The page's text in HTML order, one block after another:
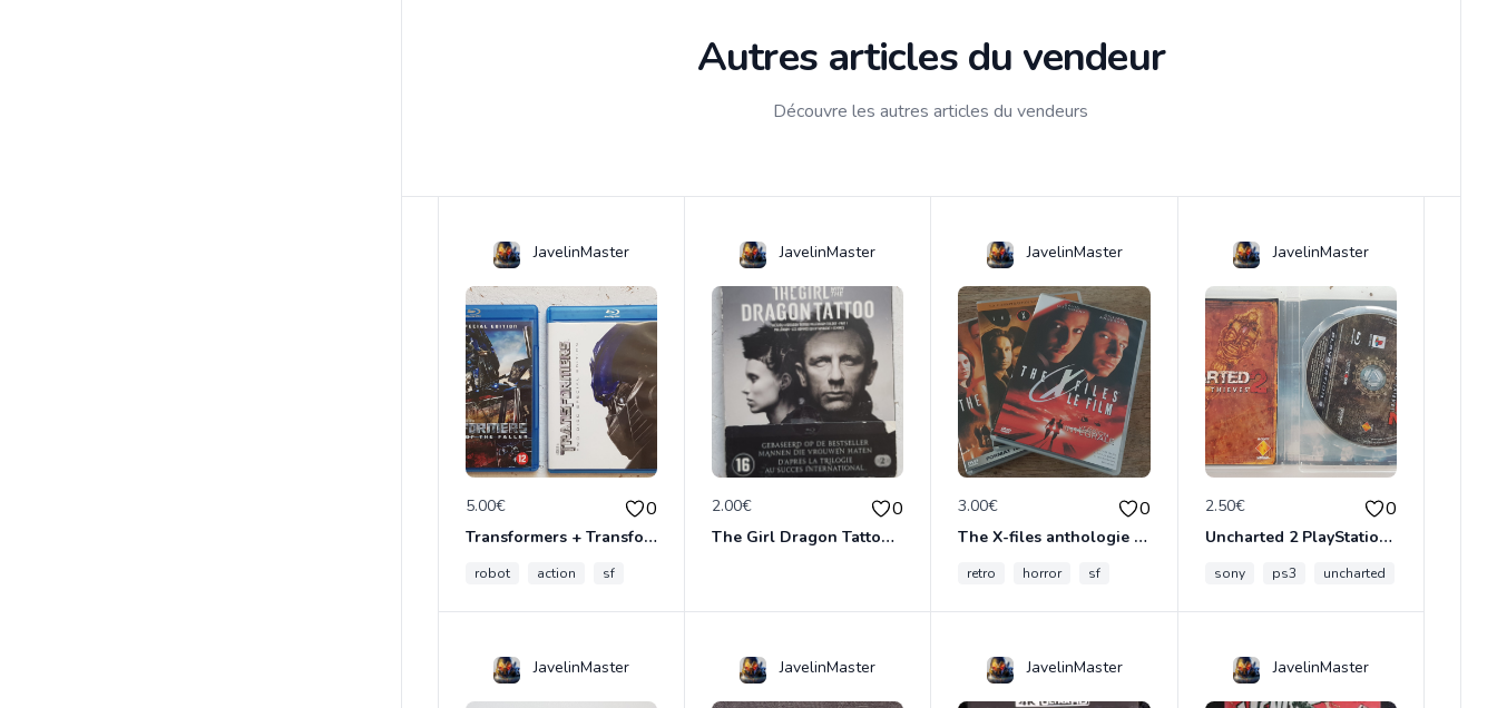
Autres articles du vendeur
Découvre les autres articles du vendeurs
JavelinMaster
5.00€ 0
Transformers + Transformers 2 : La Revanche
robot action sf
JavelinMaster
2.00€ 0
The Girl Dragon Tattoo - Blu-Ray
JavelinMaster
3.00€ 0
The X-files anthologie 2 DVD
retro horror sf
JavelinMaster
2.50€ 0
Uncharted 2 PlayStation3
sony ps3 uncharted
JavelinMaster JavelinMaster JavelinMaster JavelinMaster